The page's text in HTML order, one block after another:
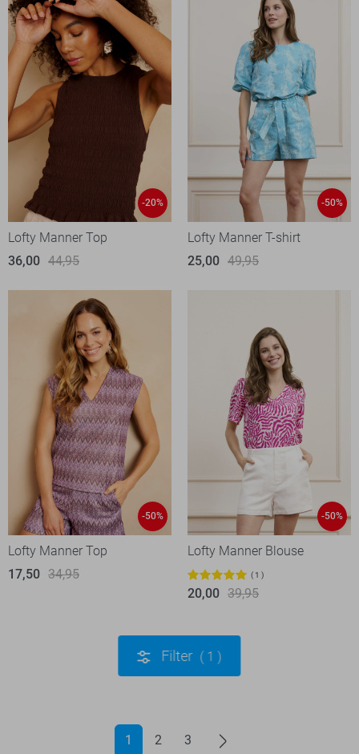
-20%
Lofty Manner Top
36,00 44,95
-50%
Lofty Manner T-shirt
25,00 49,95
-50%
Lofty Manner Top
17,50 34,95
-50%
Lofty Manner Blouse
1
20,00 39,95
Filter 1
1 2 3